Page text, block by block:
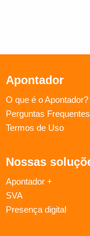
Apontador
O que é o Apontador?
Perguntas Frequentes
Termos de Uso
Nossas
Apontador +
SVA
Presença digital